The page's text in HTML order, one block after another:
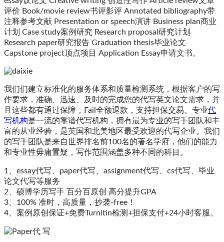
评价 Book/movie review书评影评 Annotated bibliography带
注释参考文献 Presentation or speech演讲 Business plan商业
计划 Case study案例研究 Research proposal研究计划
Research paper研究报告 Graduation thesis毕业论文
Capstone project顶点项目 Application Essay申请文书。
我们们建立标准化的服务体系和质量检测系统，根据客户的写
作要求，准确、迅速、及时的完成您的代写英文论文需求，并
且这些都有通过保障，Fail全额退款，支持担保交易。专业代
写机构是一流的靠谱代写机构，拥有最为专业的写手团队和丰
富的从业经验，是英国和北美地区最受欢迎的代写企业。我们
的写手团队是来自世界排名前100名的著名学府，他们的能力
和专业性毋庸置疑，写作范围涵盖多种不同的科目。
1、essay代写、paper代写、assignment代写、cs代写、毕业
论文代写等服务
2、硕博学历写手 百分百原创 高分提升GPA
3、100% 准时，高质量，抄袭-free！
4、案例原创保证+免费Turnitin检测+担保支付+24小时客服。